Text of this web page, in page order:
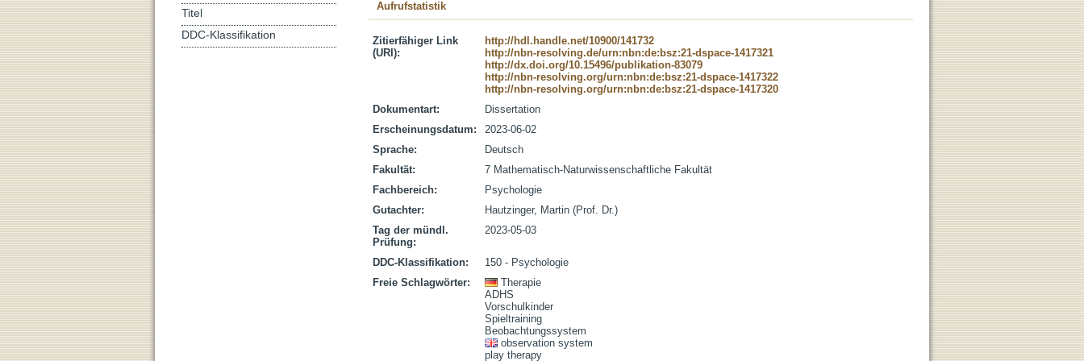
Aufrufstatistik
Zitierfähiger Link
(URI):
http://hdl.handle.net/10900/141732
http://nbn-resolving.de/urn:nbn:de:bsz:21-dspace-1417321
http://dx.doi.org/10.15496/publikation-83079
http://nbn-resolving.org/urn:nbn:de:bsz:21-dspace-1417322
http://nbn-resolving.org/urn:nbn:de:bsz:21-dspace-1417320
Dokumentart:
Dissertation
Erscheinungsdatum:
2023-06-02
Sprache:
Deutsch
Fakultät:
7 Mathematisch-Naturwissenschaftliche Fakultät
Fachbereich:
Psychologie
Gutachter:
Hautzinger, Martin (Prof. Dr.)
Tag der mündl.
Prüfung:
2023-05-03
DDC-Klassifikation:
150 - Psychologie
Freie Schlagwörter:
Therapie
ADHS
Vorschulkinder
Spieltraining
Beobachtungssystem
observation system
play therapy
Titel
DDC-Klassifikation